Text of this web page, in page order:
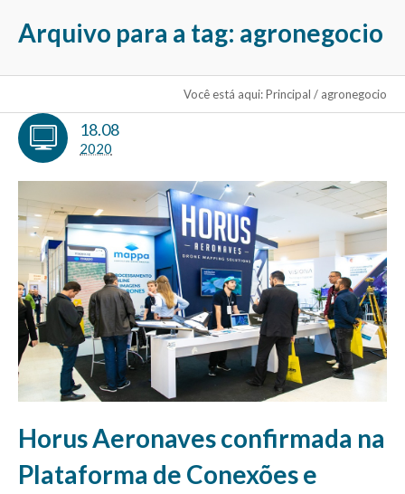
Arquivo para a tag: agronegocio
Você está aqui:Principal / agronegocio
18.08
2020
Horus Aeronaves confirmada na
Plataforma de Conexões e